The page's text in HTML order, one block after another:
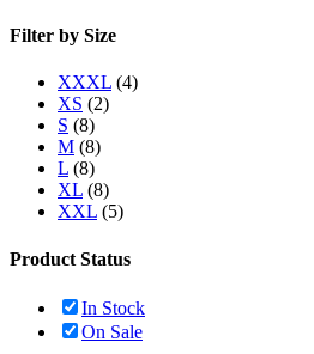
Filter by Size
XXXL (4)
XS (2)
S (8)
M (8)
L (8)
XL (8)
XXL (5)
Product Status
In Stock
On Sale